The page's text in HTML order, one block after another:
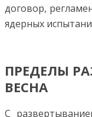
договор,
ядерных
ПРЕДЕЛЫ
ВЕСНА
С